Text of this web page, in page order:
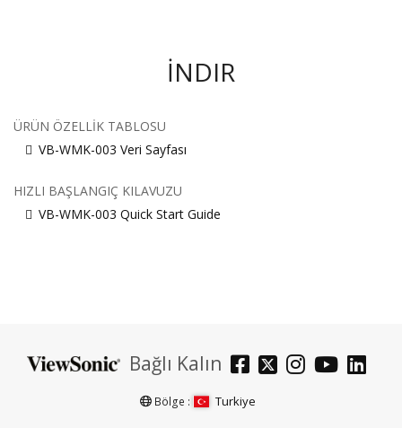
İNDIR
ÜRÜN ÖZELLIK TABLOSU
VB-WMK-003 Veri Sayfası
HIZLI BAŞLANGIÇ KILAVUZU
VB-WMK-003 Quick Start Guide
Bağlı Kalın
Bölge : Turkiye